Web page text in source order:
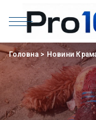
Головна> Новини